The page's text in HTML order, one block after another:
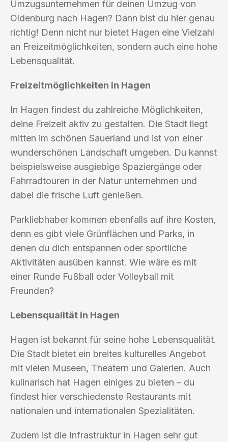
Umzugsunternehmen für deinen Umzug von
Oldenburg nach Hagen? Dann bist du hier genau
richtig! Denn nicht nur bietet Hagen eine Vielzahl
an Freizeitmöglichkeiten, sondern auch eine hohe
Lebensqualität.
Freizeitmöglichkeiten in Hagen
In Hagen findest du zahlreiche Möglichkeiten,
deine Freizeit aktiv zu gestalten. Die Stadt liegt
mitten im schönen Sauerland und ist von einer
wunderschönen Landschaft umgeben. Du kannst
beispielsweise ausgiebige Spaziergänge oder
Fahrradtouren in der Natur unternehmen und
dabei die frische Luft genießen.
Parkliebhaber kommen ebenfalls auf ihre Kosten,
denn es gibt viele Grünflächen und Parks, in
denen du dich entspannen oder sportliche
Aktivitäten ausüben kannst. Wie wäre es mit
einer Runde Fußball oder Volleyball mit
Freunden?
Lebensqualität in Hagen
Hagen ist bekannt für seine hohe Lebensqualität.
Die Stadt bietet ein breites kulturelles Angebot
mit vielen Museen, Theatern und Galerien. Auch
kulinarisch hat Hagen einiges zu bieten – du
findest hier verschiedenste Restaurants mit
nationalen und internationalen Spezialitäten.
Zudem ist die Infrastruktur in Hagen sehr gut